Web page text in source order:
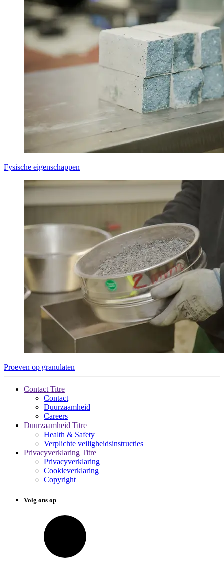
Fysische eigenschappen
Proeven op granulaten
Contact Titre
Contact
Duurzaamheid
Careers
Duurzaamheid Titre
Health & Safety
Verplichte veiligheidsinstructies
Privacyverklaring Titre
Privacyverklaring
Cookieverklaring
Copyright
Volg ons op